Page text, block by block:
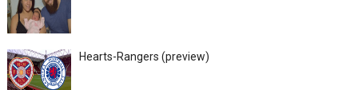
Hearts-Rangers (preview)